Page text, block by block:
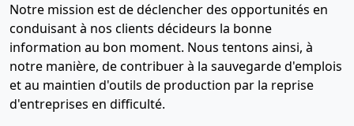
Notre mission est de déclencher des opportunités en
conduisant à nos clients décideurs la bonne
information au bon moment. Nous tentons ainsi, à
notre manière, de contribuer à la sauvegarde d'emplois
et au maintien d'outils de production par la reprise
d'entreprises en difficulté.